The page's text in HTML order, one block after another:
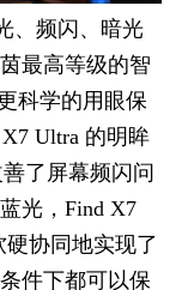
、频闪、暗光
最高等级的智
科学的用眼保
Ultra 的明眸
了屏幕频闪问
光，Find X7
协同地实现了
件下都可以保